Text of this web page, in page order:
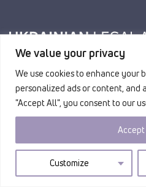
We value your privacy
We use cookies to enhance your
personalized ads or content, and
"Accept All", you consent to our
Customize
© 2026 ULAG. Усі